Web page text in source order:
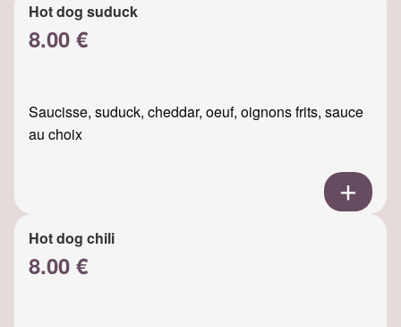
Hot dog suduck
8.00 €
Saucisse, suduck, cheddar, oeuf, oignons frits, sauce
au choix
Hot dog chili
8.00 €